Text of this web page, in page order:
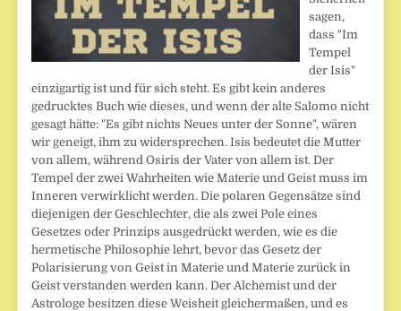
sagen,
dass "Im
Tempel
der Isis"
einzigartig ist und für sich steht. Es gibt kein anderes
gedrucktes Buch wie dieses, und wenn der alte Salomo nicht
gesagt hätte: "Es gibt nichts Neues unter der Sonne", wären
wir geneigt, ihm zu widersprechen. Isis bedeutet die Mutter
von allem, während Osiris der Vater von allem ist. Der
Tempel der zwei Wahrheiten wie Materie und Geist muss im
Inneren verwirklicht werden. Die polaren Gegensätze sind
diejenigen der Geschlechter, die als zwei Pole eines
Gesetzes oder Prinzips ausgedrückt werden, wie es die
hermetische Philosophie lehrt, bevor das Gesetz der
Polarisierung von Geist in Materie und Materie zurück in
Geist verstanden werden kann. Der Alchemist und der
Astrologe besitzen diese Weisheit gleichermaßen, und es